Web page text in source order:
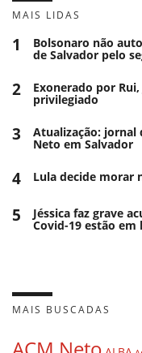
MAIS LIDAS
1 Bolsonaro não
de Salvador pelo
2 Exonerado por
privilegiado
3 Atualização: jornal
Neto em Salvador
4 Lula decide morar
5 Jéssica faz grave
Covid-19 estão
MAIS BUSCADAS